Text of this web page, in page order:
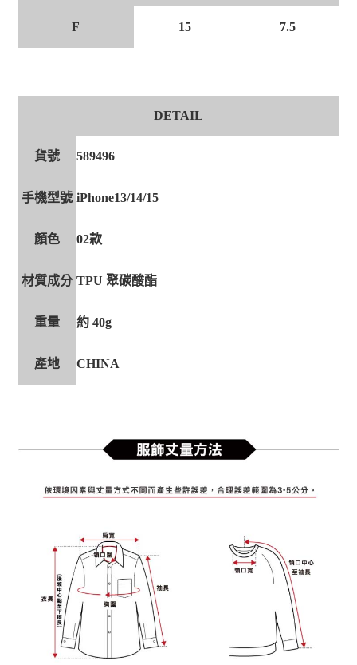
F 15 7.5
DETAIL
貨號 589496
手機型號 iPhone13/14/15
顏色 02款
材質成分 TPU 聚碳酸酯
重量 約 40g
產地 CHINA